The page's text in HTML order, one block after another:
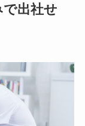
出社せ